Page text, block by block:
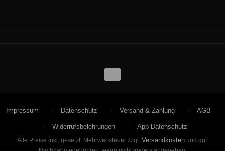
Impressum Datenschutz Versand & Zahlung AGB
Widerrufsbelehrungen App Datenschutz
Alle Preise inkl. gesetzl. Mehrwertsteuer zzgl. Versandkostenund ggf.